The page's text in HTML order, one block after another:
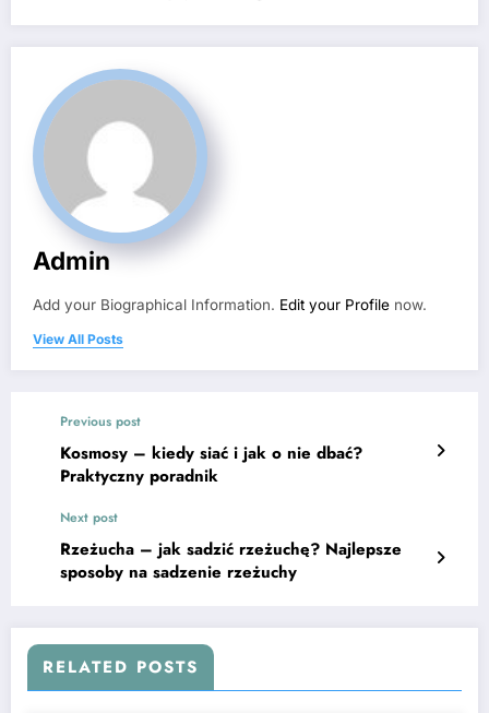
Admin
Add your Biographical Information. Edit your Profile now.
View All Posts
Previous post
Kosmosy – kiedy siać i jak o nie dbać?
Praktyczny poradnik
Next post
Rzeżucha – jak sadzić rzeżuchę? Najlepsze
sposoby na sadzenie rzeżuchy
RELATED POSTS